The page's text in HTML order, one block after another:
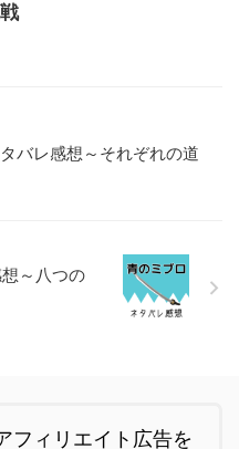
バレ感想～それぞれの道
～八つの
フィリエイト広告を